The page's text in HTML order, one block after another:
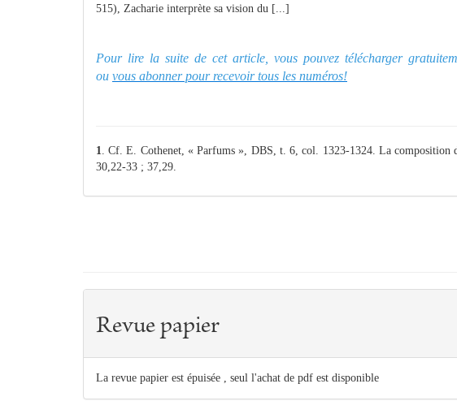
515), Zacharie interprète sa vision du [...]
Pour lire la suite de cet article, vous pouvez télécharger
ou vous abonner pour recevoir tous les numéros!
1. Cf. E. Cothenet, « Parfums », DBS, t. 6, col. 1323-1324. La composition
30,22-33 ; 37,29.
Revue papier
La revue papier est épuisée , seul l'achat de pdf est disponible